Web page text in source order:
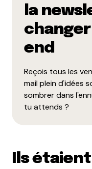
la
end
Reçois tous les
mail plein d'idées
sombrer dans
tu attends ?
Ils